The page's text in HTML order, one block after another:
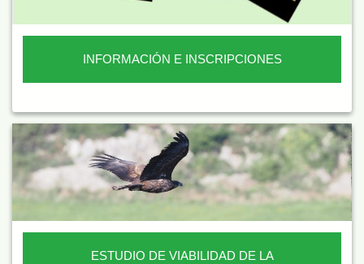
INFORMACIÓN E INSCRIPCIONES
ESTUDIO DE VIABILIDAD DE LA